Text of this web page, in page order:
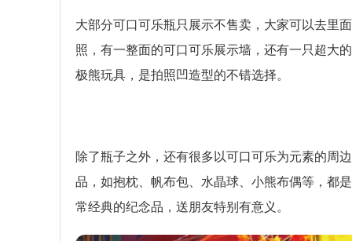
大部分可口可乐瓶只展示不售卖，大家可以去里
照，有一整面的可口可乐展示墙，还有一只超大
极熊玩具，是拍照凹造型的不错选择。
除了瓶子之外，还有很多以可口可乐为元素的周
品，如抱枕、帆布包、水晶球、小熊布偶等，都
常经典的纪念品，送朋友特别有意义。